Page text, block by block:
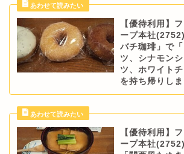
【優待利用】
ープ本社
バチ珈琲」で
ツ、シナモン
ツ、ホワイト
を持ち帰りしま
【優待利用】
ープ本社